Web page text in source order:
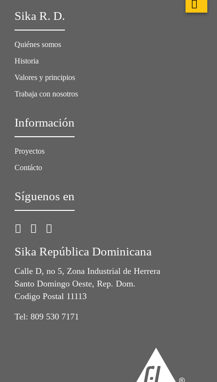
Sika R. D.
Quiénes somos
Historia
Valores y principios
Trabaja con nosotros
Información
Proyectos
Contácto
Síguenos en
Sika República Dominicana
Calle D, no 5, Zona Industrial de Herrera
Santo Domingo Oeste, Rep. Dom.
Codigo Postal 11113
Tel: 809 530 7171